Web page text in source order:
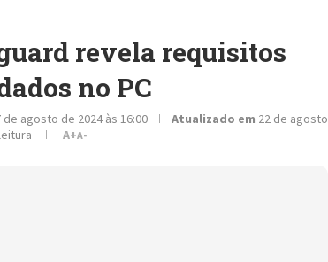
revela requisitos
no PC
de agosto de 2024 às 16:00 Atualizado em 22 de agosto
A+A-